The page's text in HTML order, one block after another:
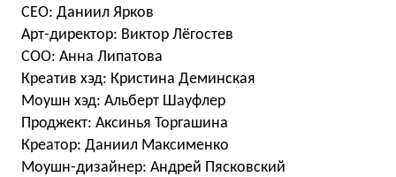
СЕО: Даниил Ярков
Арт-директор: Виктор Лёгостев
СОО: Анна Липатова
Креатив хэд: Кристина Деминская
Моушн хэд: Альберт Шауфлер
Проджект: Аксинья Торгашина
Креатор: Даниил Максименко
Моушн-дизайнер: Андрей Пясковский